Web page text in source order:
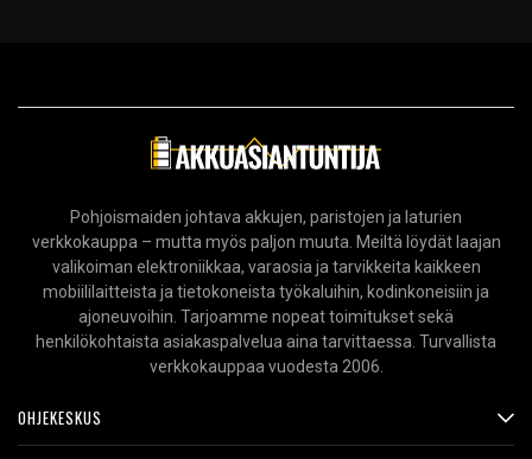
Pohjoismaiden johtava akkujen, paristojen ja laturien
verkkokauppa – mutta myös paljon muuta. Meiltä löydät laajan
valikoiman elektroniikkaa, varaosia ja tarvikkeita kaikkeen
mobiililaitteista ja tietokoneista työkaluihin, kodinkoneisiin ja
ajoneuvoihin. Tarjoamme nopeat toimitukset sekä
henkilökohtaista asiakaspalvelua aina tarvittaessa. Turvallista
verkkokauppaa vuodesta 2006.
OHJEKESKUS